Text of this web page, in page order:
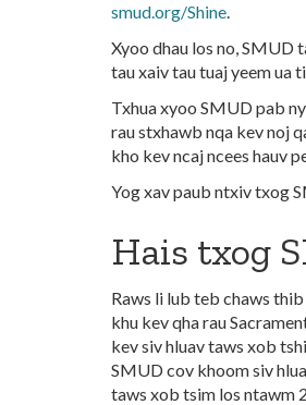
smud.org/Shine.
Xyoo dhau los no, SMUD
tau xaiv tau tuaj yeem ua
Txhua xyoo SMUD pab
rau stxhawb nqa kev noj
kho kev ncaj ncees hauv
Yog xav paub ntxiv txog
Hais txog
Raws li lub teb chaws
khu kev qha rau
kev siv hluav taws xob
SMUD cov khoom siv
taws xob tsim los ntawm